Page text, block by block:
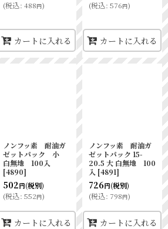
(税込: 488円)
カートに入れる
(税込: 576円)
カートに入れる
ノンフッ素 耐油ガ
ゼットパック 小
白無地 100入
[4890]
502円(税別)
(税込: 552円)
カートに入れる
ノンフッ素 耐油ガ
ゼットパック 15-
20.5 大 白無地 100
入 [4891]
726円(税別)
(税込: 798円)
カートに入れる